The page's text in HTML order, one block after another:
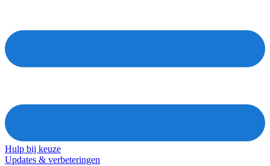
Hulp bij keuze
Updates & verbeteringen